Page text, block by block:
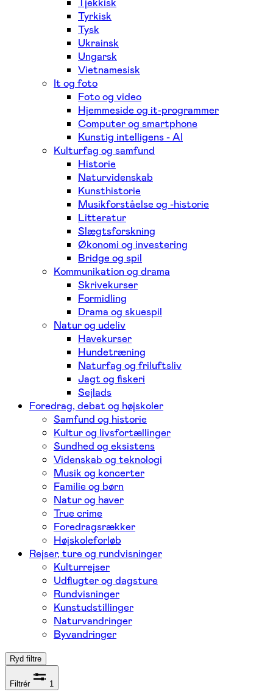
Tyrkisk
Tysk
Ukrainsk
Ungarsk
Vietnamesisk
It og foto
Foto og video
Hjemmeside og it-programmer
Computer og smartphone
Kunstig intelligens - AI
Kulturfag og samfund
Historie
Naturvidenskab
Kunsthistorie
Musikforståelse og -historie
Litteratur
Slægtsforskning
Økonomi og investering
Bridge og spil
Kommunikation og drama
Skrivekurser
Formidling
Drama og skuespil
Natur og udeliv
Havekurser
Hundetræning
Naturfag og friluftsliv
Jagt og fiskeri
Sejlads
Foredrag, debat og højskoler
Samfund og historie
Kultur og livsfortællinger
Sundhed og eksistens
Videnskab og teknologi
Musik og koncerter
Familie og børn
Natur og haver
True crime
Foredragsrækker
Højskoleforløb
Rejser, ture og rundvisninger
Kulturrejser
Udflugter og dagsture
Rundvisninger
Kunstudstillinger
Naturvandringer
Byvandringer
Ryd filtre
Filtrér 1